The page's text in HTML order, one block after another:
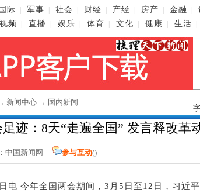
国际 军事 社会 财经 产经 房产 金融
视频 直播 娱乐 体育 文化 健康 生活
新闻中心 → 国内新闻
迹：8天“走遍全国” 发言释改革
中国新闻网 参与互动()
电 今年全国两会期间，3月5日至12日，习近